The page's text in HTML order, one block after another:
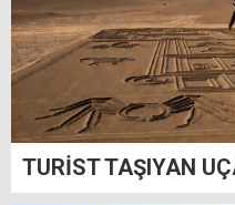
TURİST TAŞIYAN